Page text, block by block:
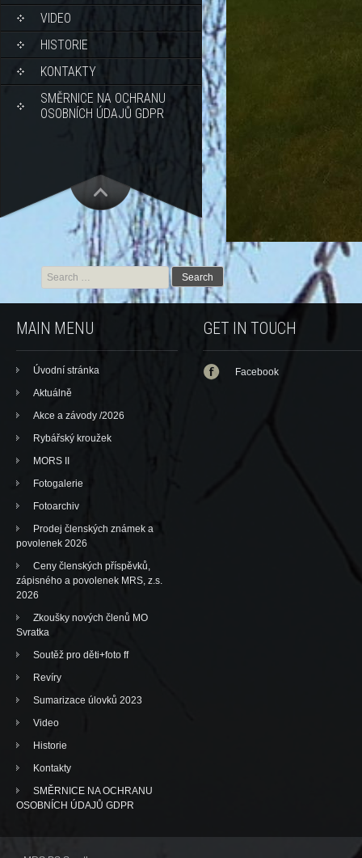
VIDEO
HISTORIE
KONTAKTY
SMĚRNICE NA OCHRANU
OSOBNÍCH ÚDAJŮ GDPR
Search for:
MAIN MENU
Úvodní stránka
Aktuálně
Akce a závody /2026
Rybářský kroužek
MORS II
Fotogalerie
Fotoarchiv
Prodej členských známek a
povolenek 2026
Ceny členských příspěvků,
zápisného a povolenek MRS, z.s.
2026
Zkoušky nových členů MO
Svratka
Soutěž pro děti+foto ff
Revíry
Sumarizace úlovků 2023
Video
Historie
Kontakty
SMĚRNICE NA OCHRANU
OSOBNÍCH ÚDAJŮ GDPR
GET IN TOUCH
Facebook